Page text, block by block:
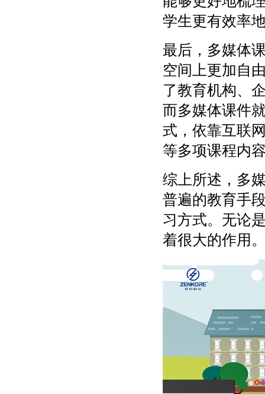
学生更有效率
最后，多媒体
空间上更加自
了教育机构、
而多媒体课件
式，依靠互联
等多项课程内
综上所述，多
普遍的教育手
习方式。无论
着很大的作用